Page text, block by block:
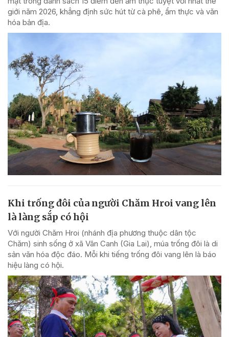
giới năm 2026, khẳng định sức hút từ cà phê, ẩm thực và văn
hóa bản địa.
Khi trống đôi của người Chăm Hroi vang lên
là làng sắp có hội
Với người Chăm Hroi (nhánh địa phương thuộc dân tộc
Chăm) sinh sống ở xã Vân Canh (Gia Lai), múa trống đôi là di
sản văn hóa độc đáo. Mỗi khi tiếng trống đôi vang lên là báo
hiệu làng có hội.